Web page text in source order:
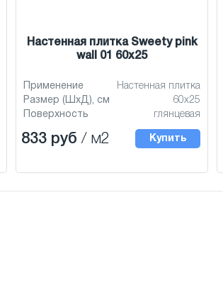
Настенная плитка Sweety pink
wall 01 60x25
Применение
Настенная плитка
Размер (ШхД), см
60x25
Поверхность
глянцевая
833 руб / м2 Купить